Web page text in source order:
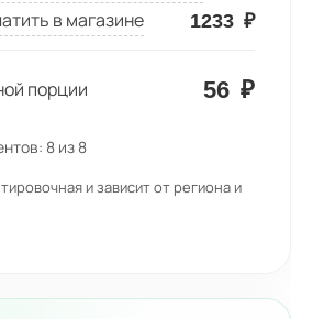
в магазине 1233 ₽
порции 56 ₽
8 из 8
и зависит от региона и